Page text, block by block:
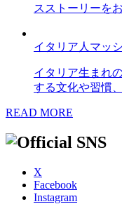
スストーリーを
イタリア人マッ
イタリア生まれ
する文化や習慣
READ MORE
X
Facebook
Instagram